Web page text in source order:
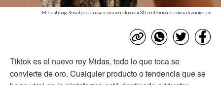
El hashtag #scalpmassager acumula casi 30 millones de visualizaciones
Tiktok es el nuevo rey Midas, todo lo que toca se
convierte de oro. Cualquier producto o tendencia que se